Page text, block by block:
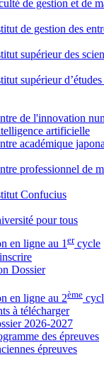
de gestion et de
de gestion des
supérieur des
supérieur
de l'innovation
artificielle
académique
professionnel de
Confucius
pour tous
en ligne au 1ercycle
Dossier
en ligne au 2ème
à télécharger
2026-2027
des épreuves
épreuves